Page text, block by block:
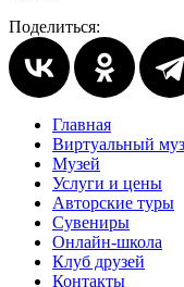
Поделиться:
Главная
Виртуальный
Музей
Услуги и цены
Авторские туры
Сувениры
Онлайн-школа
Клуб друзей
Контакты